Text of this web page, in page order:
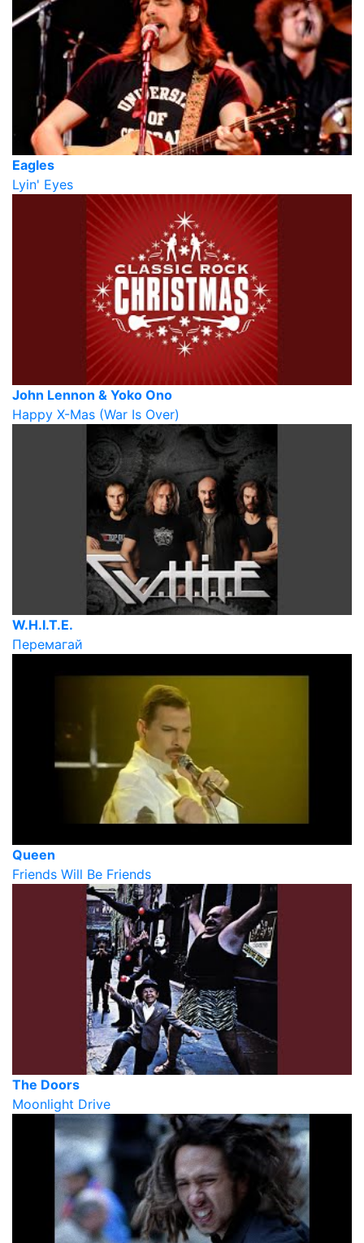
Eagles
Lyin' Eyes
John Lennon & Yoko Ono
Happy X-Mas (War Is Over)
W.H.I.T.E.
Перемагай
Queen
Friends Will Be Friends
The Doors
Moonlight Drive